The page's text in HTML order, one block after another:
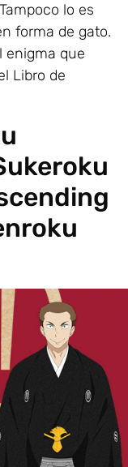
lo es
forma de gato.
enigma que
Libro de